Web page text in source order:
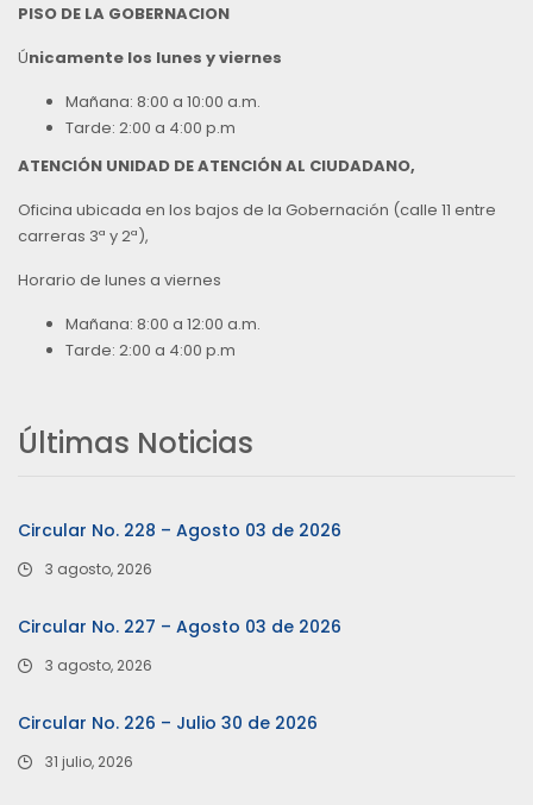
PISO DE LA GOBERNACION
Únicamente los lunes y viernes
Mañana: 8:00 a 10:00 a.m.
Tarde: 2:00 a 4:00 p.m
ATENCIÓN UNIDAD DE ATENCIÓN AL CIUDADANO,
Oficina ubicada en los bajos de la Gobernación (calle 11 entre
carreras 3ª y 2ª),
Horario de lunes a viernes
Mañana: 8:00 a 12:00 a.m.
Tarde: 2:00 a 4:00 p.m
Últimas Noticias
Circular No. 228 – Agosto 03 de 2026
3 agosto, 2026
Circular No. 227 – Agosto 03 de 2026
3 agosto, 2026
Circular No. 226 – Julio 30 de 2026
31 julio, 2026